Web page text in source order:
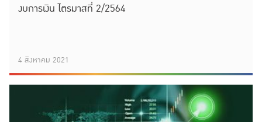
งบการเงิน ไตรมาสที่ 2/2564
4 สิงหาคม 2021